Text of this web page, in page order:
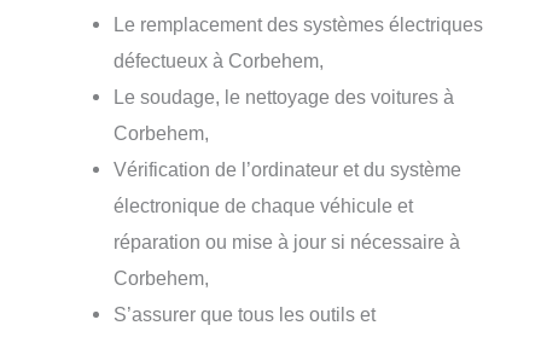
Le remplacement des systèmes électriques
défectueux à Corbehem,
Le soudage, le nettoyage des voitures à
Corbehem,
Vérification de l’ordinateur et du système
électronique de chaque véhicule et
réparation ou mise à jour si nécessaire à
Corbehem,
S’assurer que tous les outils et